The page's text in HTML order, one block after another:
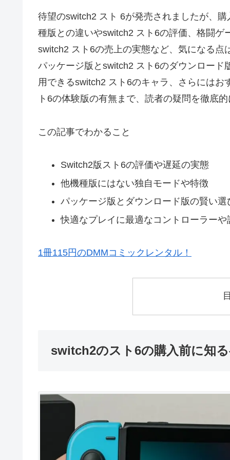
待望のswitch2 スト 6が発売されましたが、
種版との違いやswitch2 スト6の評価、格闘
switch2 スト6の売上の実態など、気になる
パッケージ版とswitch2 スト6のダウンロー
用できるswitch2 スト6のキャラ、さらには
ト6の体験版の有無まで、読者の疑問を徹底
この記事でわかること
Switch2版スト6の評価や遅延の実態
他機種版にはない独自モードや特徴
パッケージ版とダウンロード版の賢い選
快適なプレイに最適なコントローラーや
1冊115円のDMMコミックレンタル！
switch2のスト6の購入前に知